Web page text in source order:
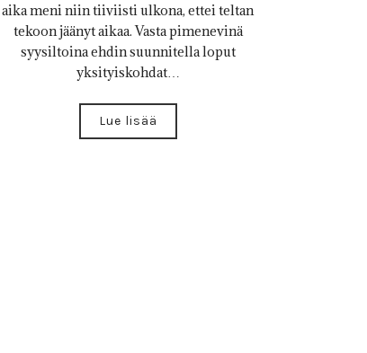
aika meni niin tiiviisti ulkona, ettei teltan
tekoon jäänyt aikaa. Vasta pimenevinä
syysiltoina ehdin suunnitella loput
yksityiskohdat…
Lue lisää